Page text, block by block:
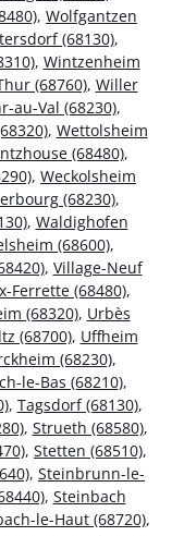
, Wolfgantzen
(68130),
, Wintzenheim
(68760), Willer
au-Val (68230),
, Wettolsheim
(68480),
, Weckolsheim
(68230),
, Waldighofen
(68600),
, Village-Neuf
Ferrette (68480),
(68320), Urbès
(68700), Uffheim
(68230),
le-Bas (68210),
, Tagsdorf (68130),
, Strueth (68580),
, Stetten (68510),
, Steinbrunn-le-
, Steinbach
le-Haut (68720),